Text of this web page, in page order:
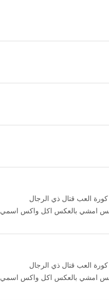
العب قتال ذي الرجال
ماكس امشي بالعكس اكل واكس اسمي
العب قتال ذي الرجال
ماكس امشي بالعكس اكل واكس اسمي